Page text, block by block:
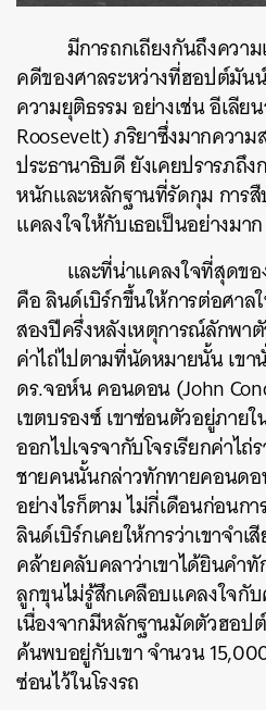
มีการถกเถียงกันถึงความ
คดีของศาลระหว่างที่ฮอปต์มัน
ความยุติธรรม อย่างเช่น อีเลีย
Roosevelt) ภริยาซึ่งมากความ
ประธานาธิบดี ยังเคยปรารภถึ
หนักและหลักฐานที่รัดกุม การ
แคลงใจให้กับเธอเป็นอย่างมาก
และที่น่าแคลงใจที่สุดของ
คือ ลินด์เบิร์กขึ้นให้การต่อศาล
สองปีครึ่งหลังเหตุการณ์ลักพาตั
ค่าไถ่ไปตามที่นัดหมายนั้น เข
ดร.จอห์น คอนดอน (John
เขตบรองซ์ เขาซ่อนตัวอยู่ภาย
ออกไปเจรจากับโจรเรียกค่าไถ่
ชายคนนั้นกล่าวทักทายคอนดอ
อย่างไรก็ตาม ไม่กี่เดือนก่อนก
ลินด์เบิร์กเคยให้การว่าเขาจำ
คล้ายคลับคลาว่าเขาได้ยินคำทั
ลูกขุนไม่รู้สึกเคลือบแคลงใจกั
เนื่องจากมีหลักฐานมัดตัวฮอป
ค้นพบอยู่กับเขา จำนวน
ซ่อนไว้ในโรงรถ